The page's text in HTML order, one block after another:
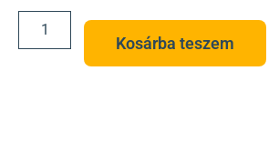
Kosárba teszem